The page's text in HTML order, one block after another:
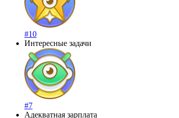
#10
Интересные задачи
#7
Адекватная зарплата